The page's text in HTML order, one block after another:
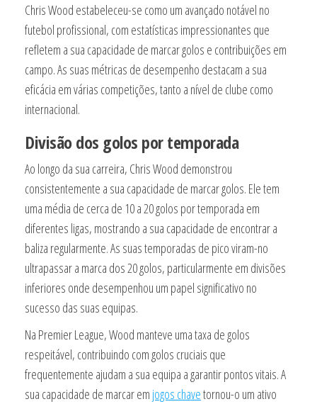
Chris Wood estabeleceu-se como um avançado notável no
futebol profissional, com estatísticas impressionantes que
refletem a sua capacidade de marcar golos e contribuições em
campo. As suas métricas de desempenho destacam a sua
eficácia em várias competições, tanto a nível de clube como
internacional.
Divisão dos golos por temporada
Ao longo da sua carreira, Chris Wood demonstrou
consistentemente a sua capacidade de marcar golos. Ele tem
uma média de cerca de 10 a 20 golos por temporada em
diferentes ligas, mostrando a sua capacidade de encontrar a
baliza regularmente. As suas temporadas de pico viram-no
ultrapassar a marca dos 20 golos, particularmente em divisões
inferiores onde desempenhou um papel significativo no
sucesso das suas equipas.
Na Premier League, Wood manteve uma taxa de golos
respeitável, contribuindo com golos cruciais que
frequentemente ajudam a sua equipa a garantir pontos vitais. A
sua capacidade de marcar em jogos chavetornou-o um ativo